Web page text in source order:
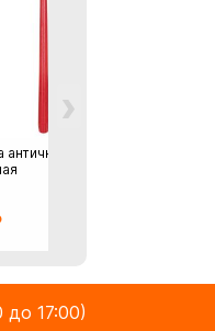
›
античная 30 см
до 17:00)